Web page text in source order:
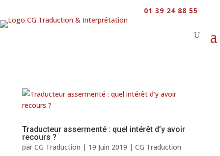
01 39 24 88 55
Traducteur assermenté : quel intérêt d’y avoir
recours ?
par CG Traduction | 19 Juin 2019 | CG Traduction